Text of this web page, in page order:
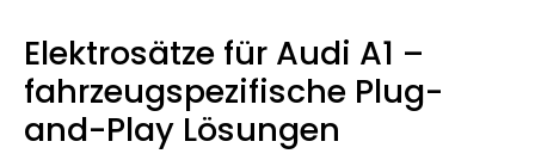
Elektrosätze für Audi A1 –
fahrzeugspezifische Plug-
and-Play Lösungen